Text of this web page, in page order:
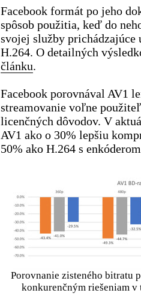
Facebook formát po jeho
spôsob použitia, keď do
svojej služby
H.264. O detailných
článku.
Facebook porovnával AV1
streamovanie voľne
licenčných dôvodov. V
AV1 ako o 30% lepšiu
50% ako H.264 s
Porovnanie zisteného bitratu
konkurenčným riešeniam